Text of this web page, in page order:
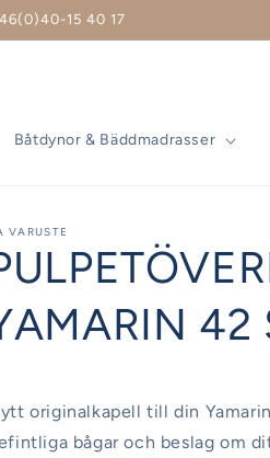
15 40 17
Båtdynor & Bäddmadrasser
VARUSTE
42
originalkapell till din
bågar och beslag om